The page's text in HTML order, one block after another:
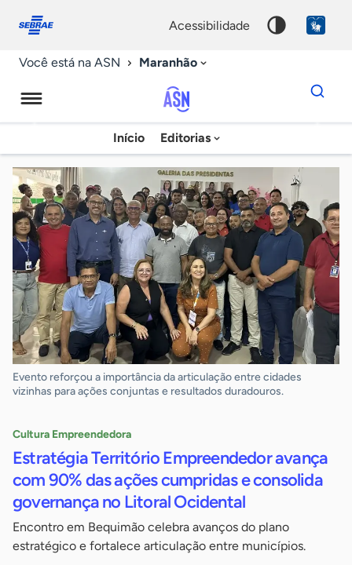
conosco
acessibilidade
Você está na ASN Maranhão
Agência
Sebrae
de
Notícias
Início Editorias
Dados
para
chave
Evento reforçou a importância da articulação entre cidades
vizinhas para ações conjuntas e resultados duradouros.
Cultura Empreendedora
Estratégia Território Empreendedor avança
com 90% das ações cumpridas e consolida
governança no Litoral Ocidental
Encontro em Bequimão celebra avanços do plano
estratégico e fortalece articulação entre municípios.